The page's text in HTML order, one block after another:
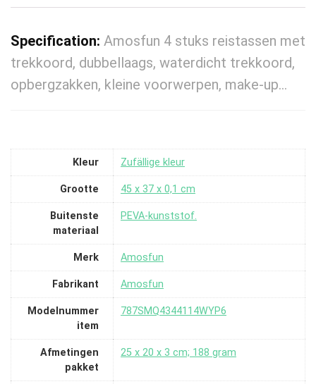
Specification: Amosfun 4 stuks reistassen met
trekkoord, dubbellaags, waterdicht trekkoord,
opbergzakken, kleine voorwerpen, make-up…
Kleur ‎Zufällige kleur
Grootte ‎45 x 37 x 0,1 cm
Buitenste
materiaal
‎PEVA-kunststof.
Merk ‎Amosfun
Fabrikant ‎Amosfun
Modelnummer
item
‎787SMQ4344114WYP6
Afmetingen
pakket
‎25 x 20 x 3 cm; 188 gram